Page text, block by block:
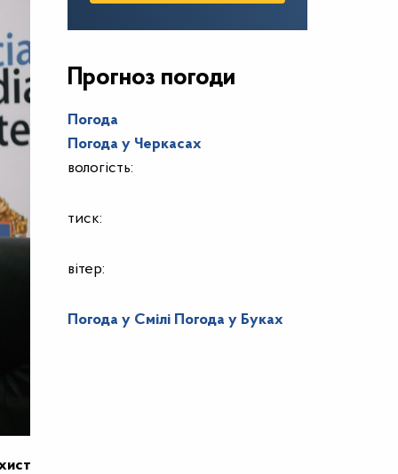
Прогноз погоди
Погода
Погода у Черкасах
вологість:
тиск:
вітер:
Погода у Смілі Погода у Буках